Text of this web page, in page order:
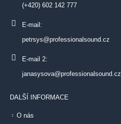
(+420) 602 142 777
E-mail:
petrsys@professionalsound.cz
E-mail 2:
janasysova@professionalsound.cz
DALŠÍ INFORMACE
O nás